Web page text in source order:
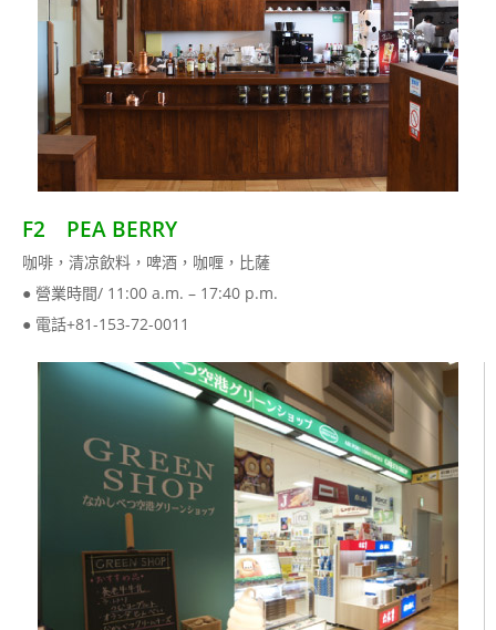
F2 PEA BERRY
咖啡，清凉飲料，啤酒，咖喱，比薩
● 營業時間/ 11:00 a.m. – 17:40 p.m.
● 電話+81-153-72-0011